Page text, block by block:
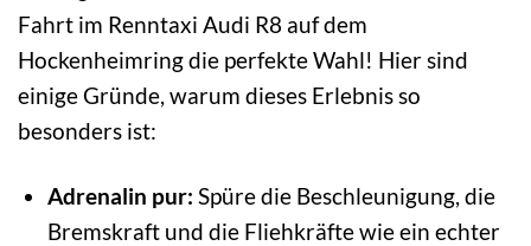
Fahrt im Renntaxi Audi R8 auf dem
Hockenheimring die perfekte Wahl! Hier sind
einige Gründe, warum dieses Erlebnis so
besonders ist:
Adrenalin pur: Spüre die Beschleunigung, die
Bremskraft und die Fliehkräfte wie ein echter